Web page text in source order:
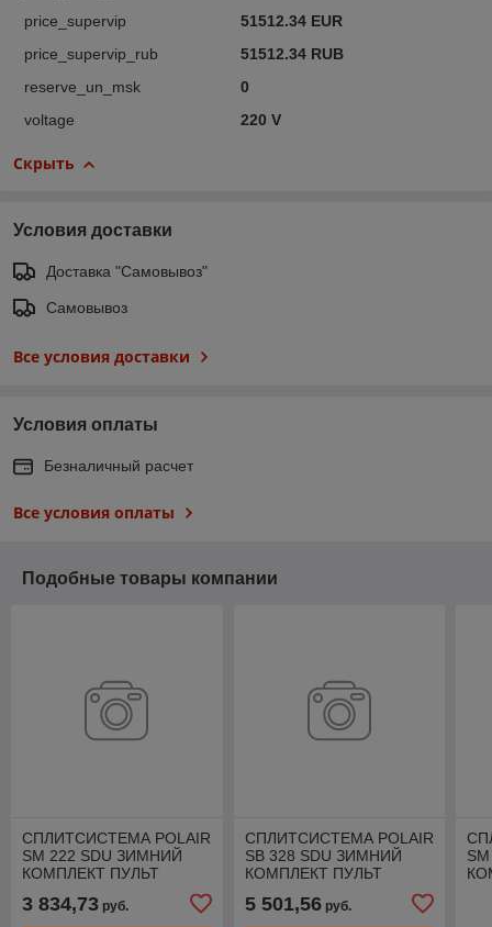
price_supervip
51512.34 EUR
price_supervip_rub
51512.34 RUB
reserve_un_msk
0
voltage
220 V
Скрыть
Условия доставки
Доставка "Самовывоз"
Самовывоз
Все условия доставки
Условия оплаты
Безналичный расчет
Все условия оплаты
Подобные товары компании
СПЛИТСИСТЕМА POLAIR
SM 222 SDU ЗИМНИЙ
КОМПЛЕКТ ПУЛЬТ
3 834,73 руб.
СПЛИТСИСТЕМА POLAIR
SB 328 SDU ЗИМНИЙ
КОМПЛЕКТ ПУЛЬТ
5 501,56руб.